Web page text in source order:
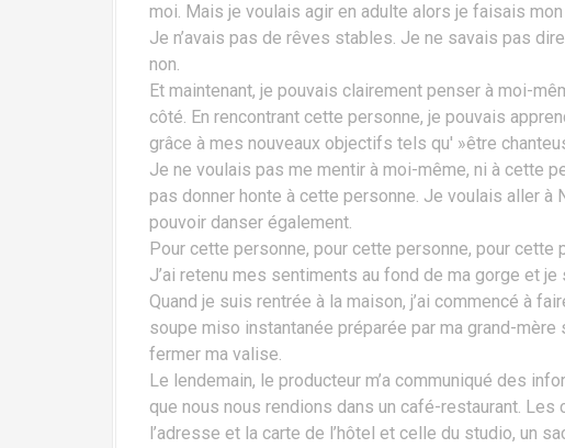
moi. Mais je voulais agir en adulte alors je faisais
Je n’avais pas de rêves stables. Je ne savais pas
non.
Et maintenant, je pouvais clairement penser à moi-
côté. En rencontrant cette personne, je pouvais
grâce à mes nouveaux objectifs tels qu' »être
Je ne voulais pas me mentir à moi-même, ni à cette
pas donner honte à cette personne. Je voulais aller à
pouvoir danser également.
Pour cette personne, pour cette personne, pour cette
J’ai retenu mes sentiments au fond de ma gorge et je
Quand je suis rentrée à la maison, j’ai commencé à
soupe miso instantanée préparée par ma grand-
fermer ma valise.
Le lendemain, le producteur m’a communiqué des
que nous nous rendions dans un café-restaurant. Les
l’adresse et la carte de l’hôtel et celle du studio, un